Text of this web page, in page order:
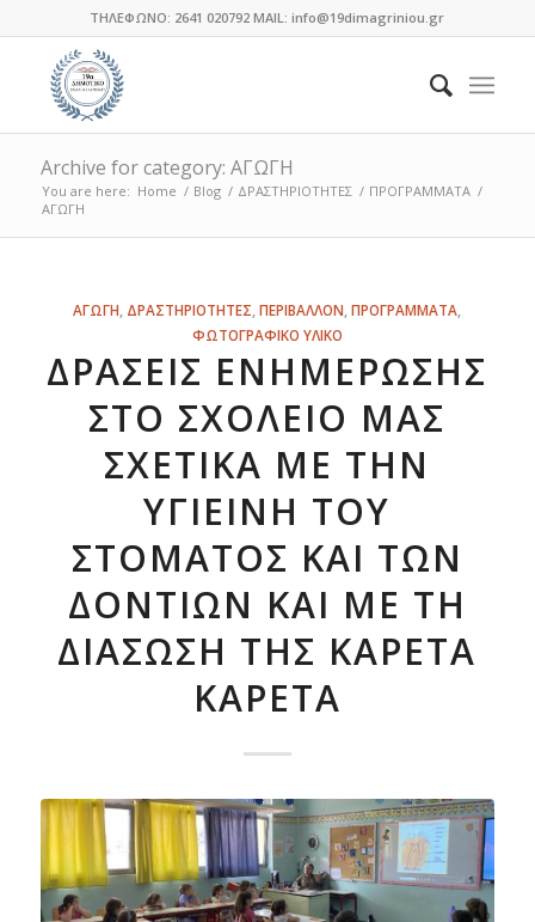
ΤΗΛΕΦΩΝΟ: 2641 020792 MAIL: info@19dimagriniou.gr
Archive for category: ΑΓΩΓΗ
You are here: Home / Blog / ΔΡΑΣΤΗΡΙΟΤΗΤΕΣ / ΠΡΟΓΡΑΜΜΑΤΑ /
ΑΓΩΓΗ
ΑΓΩΓΗ ΔΡΑΣΤΗΡΙΟΤΗΤΕΣ ,ΠΕΡΙΒΑΛΛΟΝ ,ΠΡΟΓΡΑΜΜΑΤΑ
ΦΩΤΟΓΡΑΦΙΚΟ ΥΛΙΚΟ
ΔΡΆΣΕΙΣ ΕΝΗΜΈΡΩΣΗΣ
ΣΤΟ ΣΧΟΛΕΊΟ ΜΑΣ
ΣΧΕΤΙΚΆ ΜΕ ΤΗΝ
ΥΓΙΕΙΝΉ ΤΟΥ
ΣΤΌΜΑΤΟΣ ΚΑΙ ΤΩΝ
ΔΟΝΤΙΏΝ ΚΑΙ ΜΕ ΤΗ
ΔΙΆΣΩΣΗ ΤΗΣ ΚΑΡΈΤΑ
ΚΑΡΈΤΑ